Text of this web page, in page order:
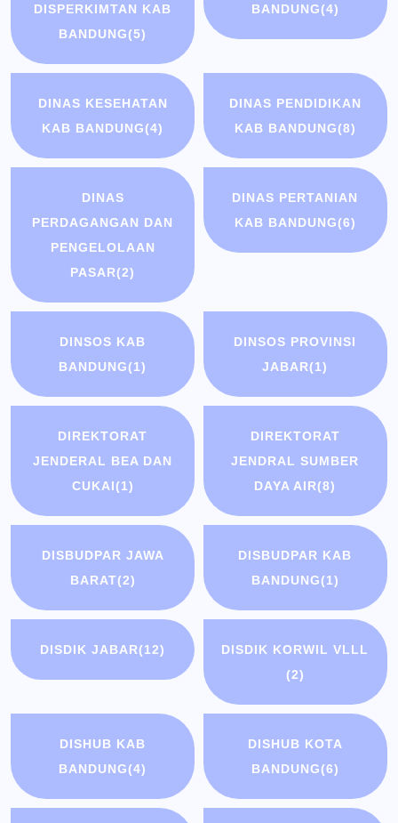
DISPERKIMTAN KAB
BANDUNG(5)
BANDUNG(4)
DINAS KESEHATAN
KAB BANDUNG(4)
DINAS PENDIDIKAN
KAB BANDUNG(8)
DINAS
PERDAGANGAN DAN
PENGELOLAAN
PASAR(2)
DINAS PERTANIAN
KAB BANDUNG(6)
DINSOS KAB
BANDUNG(1)
DINSOS PROVINSI
JABAR(1)
DIREKTORAT
JENDERAL BEA DAN
CUKAI(1)
DIREKTORAT
JENDRAL SUMBER
DAYA AIR(8)
DISBUDPAR JAWA
BARAT(2)
DISBUDPAR KAB
BANDUNG(1)
DISDIK JABAR(12)
DISDIK KORWIL VLLL
(2)
DISHUB KAB
BANDUNG(4)
DISHUB KOTA
BANDUNG(6)